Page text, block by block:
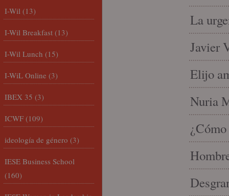
La
Javier
Elijo
Nuria
I-Wil (13)
I-Wil Breakfast (13)
I-Wil Lunch (15)
I-WiL Online (3)
IBEX 35 (3)
ICWF (109)
ideología de género (3)
IESE Business School
(160)